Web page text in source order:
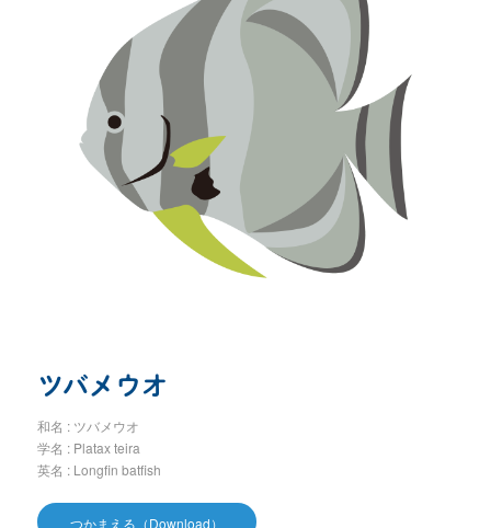
ツバメウオ
和名 : ツバメウオ
学名 : Platax teira
英名 : Longfin batfish
つかまえる（Download）